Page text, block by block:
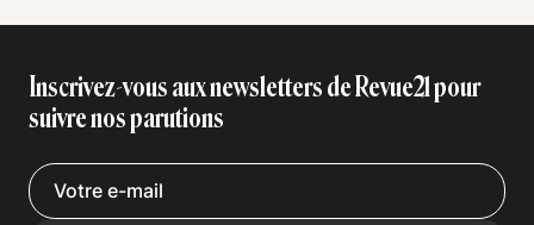
Inscrivez-vous aux newsletters de Revue21 pour
suivre nos parutions